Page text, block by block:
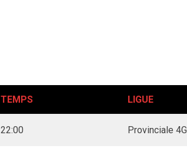
TEMPS LIGUE
22:00 Provinciale 4G